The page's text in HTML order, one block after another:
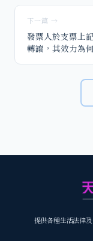
下一篇 →
發票人於支票上
轉讓，其效力為
提供各種生活法律